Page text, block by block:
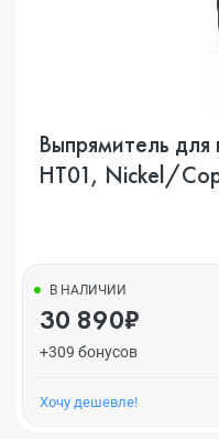
Выпрямитель
HT01, Nickel/
В НАЛИЧИИ
30 890₽
+309 бонусов
Хочу дешевле!